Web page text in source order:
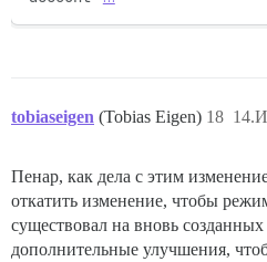
tobiaseigen (Tobias Eigen) 18
Пенар, как дела с этим
откатить изменение, чтобы
существовал на вновь
дополнительные улучшения,